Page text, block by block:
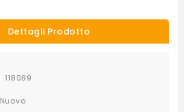
Dettagli Prodotto
118089
Nuovo